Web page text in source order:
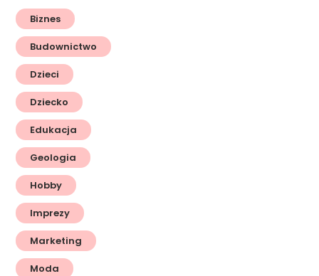
Biznes
Budownictwo
Dzieci
Dziecko
Edukacja
Geologia
Hobby
Imprezy
Marketing
Moda